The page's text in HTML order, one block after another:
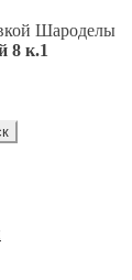
Шароделы
8 к.1